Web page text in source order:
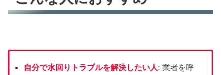
自分で水回りトラブルを解決したい人: 業者を呼